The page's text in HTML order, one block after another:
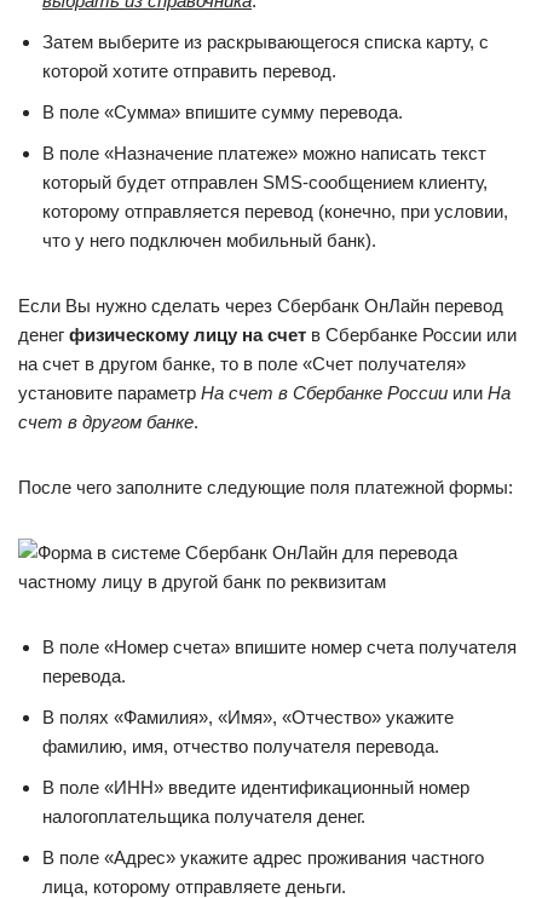
Затем выберите из раскрывающегося списка карту, с
которой хотите отправить перевод.
В поле «Сумма» впишите сумму перевода.
В поле «Назначение платеже» можно написать текст
который будет отправлен SMS-сообщением клиенту,
которому отправляется перевод (конечно, при условии,
что у него подключен мобильный банк).
Если Вы нужно сделать через Сбербанк ОнЛайн перевод
денег физическому лицу на счет в Сбербанке России или
на счет в другом банке, то в поле «Счет получателя»
установите параметр На счет в Сбербанке России или На
счет в другом банке.
После чего заполните следующие поля платежной формы:
В поле «Номер счета» впишите номер счета получателя
перевода.
В полях «Фамилия», «Имя», «Отчество» укажите
фамилию, имя, отчество получателя перевода.
В поле «ИНН» введите идентификационный номер
налогоплательщика получателя денег.
В поле «Адрес» укажите адрес проживания частного
лица, которому отправляете деньги.